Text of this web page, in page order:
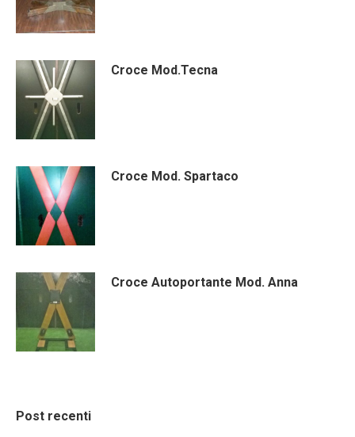
Croce Mod.Tecna
Croce Mod. Spartaco
Croce Autoportante Mod. Anna
Post recenti